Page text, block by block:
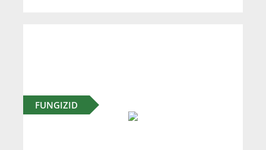
FUNGIZID